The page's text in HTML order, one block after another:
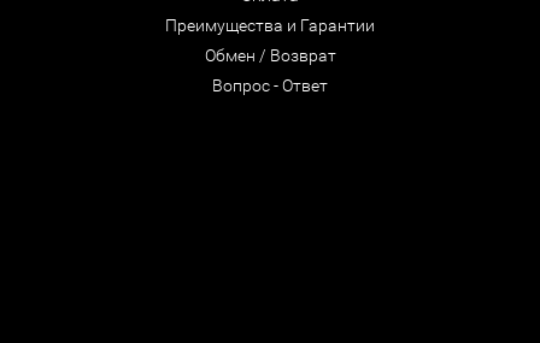
Преимущества и Гарантии
Обмен / Возврат
Вопрос - Ответ